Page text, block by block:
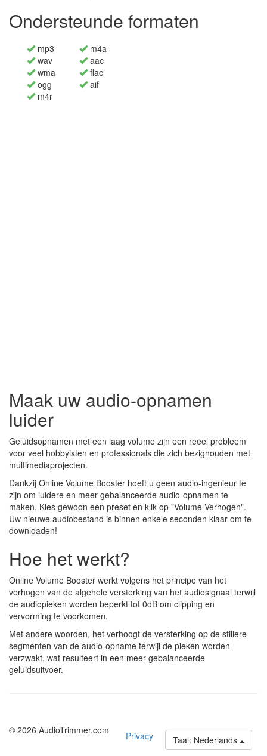
Ondersteunde formaten
mp3
wav
wma
ogg
m4r
m4a
aac
flac
aif
Maak uw audio-opnamen
luider
Geluidsopnamen met een laag volume zijn een reëel probleem
voor veel hobbyisten en professionals die zich bezighouden met
multimediaprojecten.
Dankzij Online Volume Booster hoeft u geen audio-ingenieur te
zijn om luidere en meer gebalanceerde audio-opnamen te
maken. Kies gewoon een preset en klik op "Volume Verhogen".
Uw nieuwe audiobestand is binnen enkele seconden klaar om te
downloaden!
Hoe het werkt?
Online Volume Booster werkt volgens het principe van het
verhogen van de algehele versterking van het audiosignaal terwijl
de audiopieken worden beperkt tot 0dB om clipping en
vervorming te voorkomen.
Met andere woorden, het verhoogt de versterking op de stillere
segmenten van de audio-opname terwijl de pieken worden
verzwakt, wat resulteert in een meer gebalanceerde
geluidsuitvoer.
Taal: Nederlands
Privacy
© 2026 AudioTrimmer.com